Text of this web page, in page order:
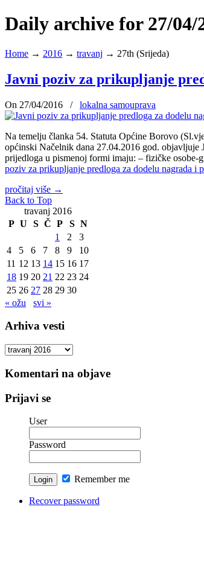
Daily archive for 27/04/
Home → 2016 → travanj → 27th (Srijeda)
Javni poziv za prikupljanje
On 27/04/2016 / lokalna samouprava
Na temelju članka 54. Statuta Općine Borovo
općinski Načelnik dana 27.04.2016 god.
prijedloga u pismenoj formi imaju: – fizičke
poziv za prikupljanje predloga za dodelu nagrada i
pročitaj više →
Back to Top
travanj 2016
P U S Č P S N
1
2
3
4
5 6 7 8 9
10
11 12 13 14 15 16 17
18 19 20 21 22 23 24
25 26 27 28 29 30
« ožu
svi »
Arhiva vesti
Arhiva
Komentari na objave
Prijavi se
User
Password
Remember me
Recover password